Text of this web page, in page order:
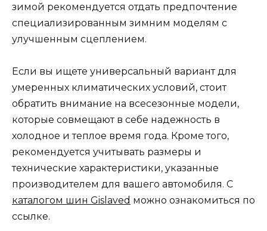
зимой рекомендуется отдать предпочтение
специализированным зимним моделям с
улучшенным сцеплением.
Если вы ищете универсальный вариант для
умеренных климатических условий, стоит
обратить внимание на всесезонные модели,
которые совмещают в себе надежность в
холодное и теплое время года. Кроме того,
рекомендуется учитывать размеры и
технические характеристики, указанные
производителем для вашего автомобиля. С
каталогом шин Gislaved можно ознакомиться по
ссылке.